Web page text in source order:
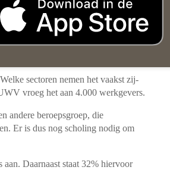
En welke
aan 4.000 werkgevers.
onderzoek.
sectoren nemen het vaakst zij-
vroeg het aan 4.000 werkgevers.
andere beroepsgroep, die
Er is dus nog scholing nodig om
Daarnaast staat 32% hiervoor